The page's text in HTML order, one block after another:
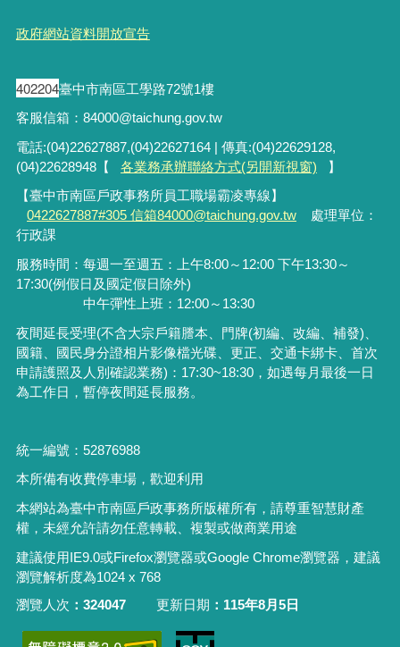
政府網站資料開放宣告
402204臺中市南區工學路72號1樓
客服信箱：84000@taichung.gov.tw
電話:(04)22627887,(04)22627164 | 傳真:(04)22629128,
(04)22628948【
各業務承辦聯絡方式(另開新視窗)
】
【臺中市南區戶政事務所員工職場霸凌專線】
0422627887#305 信箱84000@taichung.gov.tw
處理單位：
行政課
服務時間：每週一至週五：上午8:00～12:00 下午13:30～
17:30(例假日及國定假日除外)
中午彈性上班：12:00～13:30
夜間延長受理(不含大宗戶籍謄本、門牌(初編、改編、補發)
國籍、國民身分證相片影像檔光碟、更正、交通卡綁卡、首次
申請護照及人別確認業務) ： 17:30~18:30，如遇每月最後一日
為工作日，暫停夜間延長服務。
統一編號：52876988
本所備有收費停車場，歡迎利用
本網站為臺中市南區戶政事務所版權所有，請尊重智慧財產
權，未經允許請勿任意轉載、複製或做商業用途
建議使用IE9.0或Firefox瀏覽器或Google Chrome瀏覽器，建議
瀏覽解析度為1024 x 768
瀏覽人次
324047 更新日期 115年8月5日